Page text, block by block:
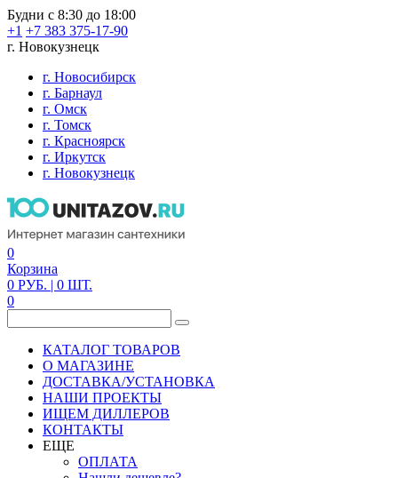
Будни с 8:30 до 18:00
+1 +7 383 375-17-90
г. Новокузнецк
г. Новосибирск
г. Барнаул
г. Омск
г. Томск
г. Красноярск
г. Иркутск
г. Новокузнецк
0
Корзина
0 РУБ. | 0 ШТ.
0
КАТАЛОГ ТОВАРОВ
О МАГАЗИНЕ
ДОСТАВКА/УСТАНОВКА
НАШИ ПРОЕКТЫ
ИЩЕМ ДИЛЛЕРОВ
КОНТАКТЫ
ЕЩЕ
ОПЛАТА